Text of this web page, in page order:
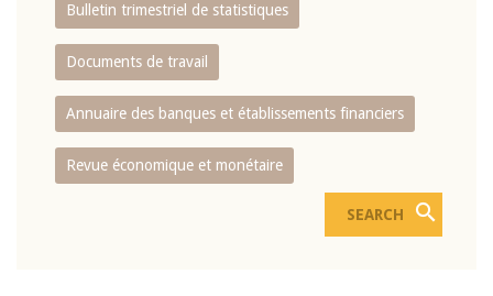
Bulletin trimestriel de statistiques
Documents de travail
Annuaire des banques et établissements financiers
Revue économique et monétaire